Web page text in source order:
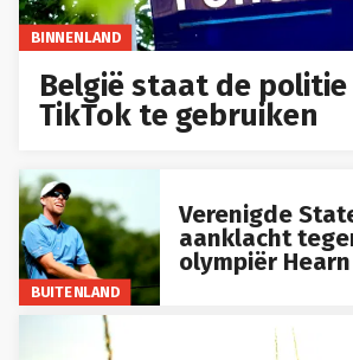
BINNENLAND
België staat de
TikTok te gebruiken
BUITENLAND
Verenigde
aanklacht
olympiër